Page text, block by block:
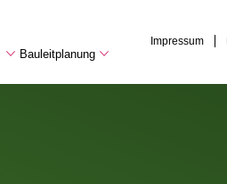
Bauleitplanung
Impressum